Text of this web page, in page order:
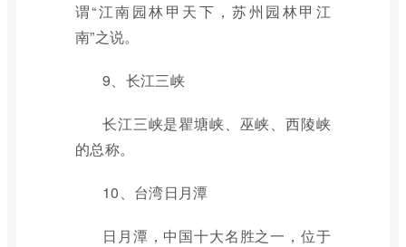
谓“江南园林甲天下，苏州园林甲江
南”之说。
9、长江三峡
长江三峡是瞿塘峡、巫峡、西陵峡
的总称。
10、台湾日月潭
日月潭，中国十大名胜之一，位于